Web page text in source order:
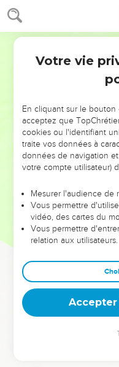
NE MANQUEZ
DE
ET SI LEURS
leur foi ou leur vision.
et les saisons difficiles
sont elles
Dans cette conférence,
clés pour avancer avec
deviennent vos
équipe, un groupe ou
Votre vie
En cliquant sur le bouton
acceptez que
cookies ou l'identifiant
traite vos données à
données de navigation
votre compte utilisateur)
Mesurer l'audience de
Vous permettre
vidéo, des cartes du
Vous permettre
relation aux utilisateurs.